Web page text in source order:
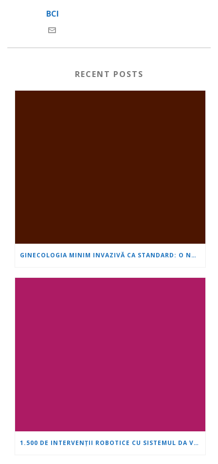
BCI
RECENT POSTS
GINECOLOGIA MINIM INVAZIVĂ CA STANDARD: O NOUĂ GENERAȚIE DE SPECIALIȘTI SE FORMEAZĂ LA „INIMĂ ȘI CREIER“
1.500 DE INTERVENȚII ROBOTICE CU SISTEMUL DA VINCI: „INIMĂ ȘI CREIER” ÎȘI CONSOLIDEAZĂ POZIȚIA DE LIDER ÎN UROLOGIE